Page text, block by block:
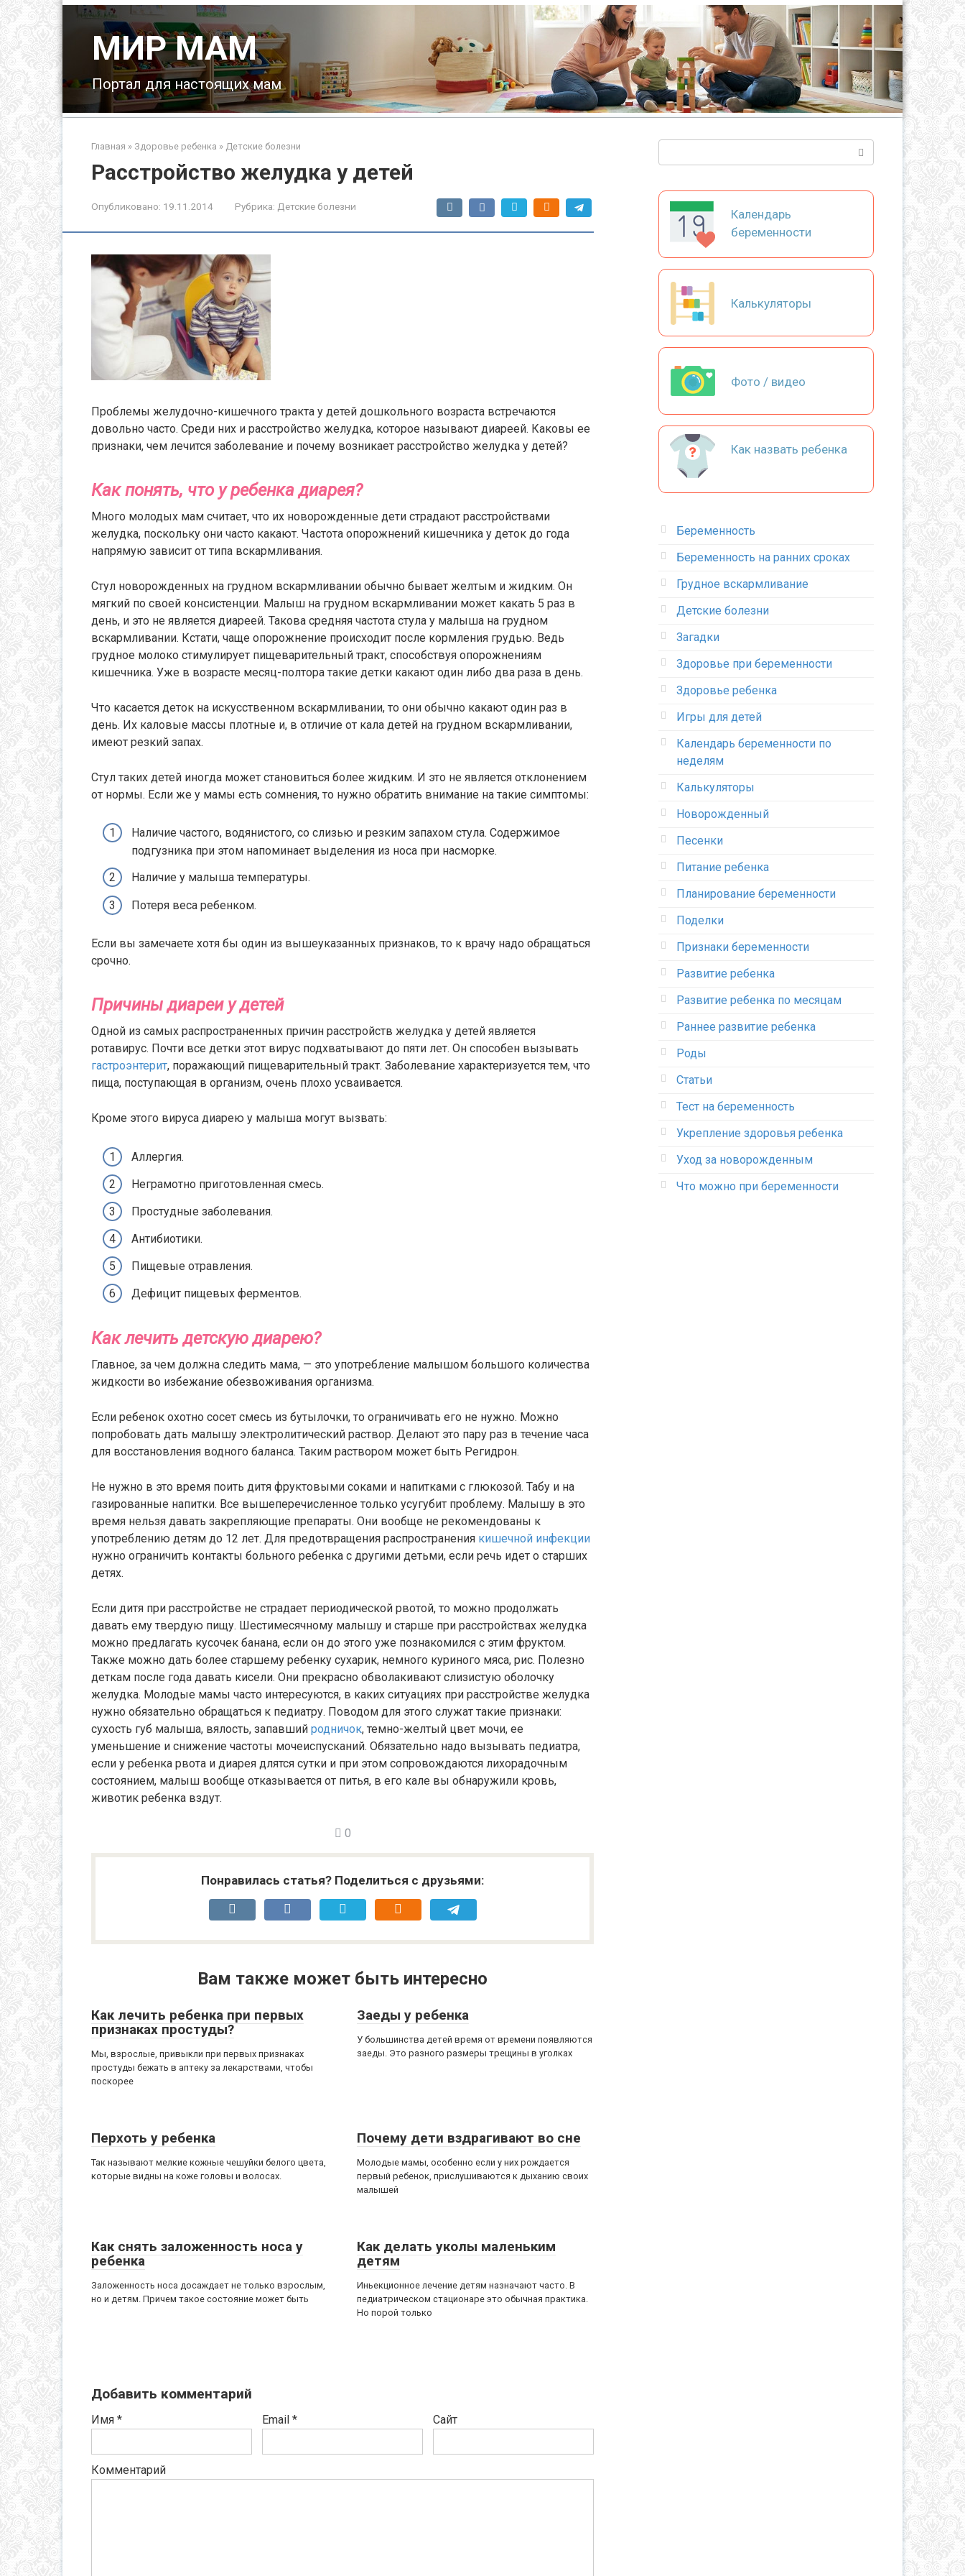
МИР МАМ
Портал для настоящих мам
Главная » Здоровье ребенка » Детские болезни
Расстройство желудка у детей
Опубликовано: 19.11.2014 Рубрика: Детские болезни
Проблемы желудочно-кишечного тракта у детей дошкольного возраста встречаются
довольно часто. Среди них и расстройство желудка, которое называют диареей. Каковы ее
признаки, чем лечится заболевание и почему возникает расстройство желудка у детей?
Как понять, что у ребенка диарея?
Много молодых мам считает, что их новорожденные дети страдают расстройствами
желудка, поскольку они часто какают. Частота опорожнений кишечника у деток до года
напрямую зависит от типа вскармливания.
Стул новорожденных на грудном вскармливании обычно бывает желтым и жидким. Он
мягкий по своей консистенции. Малыш на грудном вскармливании может какать 5 раз в
день, и это не является диареей. Такова средняя частота стула у малыша на грудном
вскармливании. Кстати, чаще опорожнение происходит после кормления грудью. Ведь
грудное молоко стимулирует пищеварительный тракт, способствуя опорожнениям
кишечника. Уже в возрасте месяц-полтора такие детки какают один либо два раза в день.
Что касается деток на искусственном вскармливании, то они обычно какают один раз в
день. Их каловые массы плотные и, в отличие от кала детей на грудном вскармливании,
имеют резкий запах.
Стул таких детей иногда может становиться более жидким. И это не является отклонением
от нормы. Если же у мамы есть сомнения, то нужно обратить внимание на такие симптомы:
Наличие частого, водянистого, со слизью и резким запахом стула. Содержимое
подгузника при этом напоминает выделения из носа при насморке.
Наличие у малыша температуры.
Потеря веса ребенком.
Если вы замечаете хотя бы один из вышеуказанных признаков, то к врачу надо обращаться
срочно.
Причины диареи у детей
Одной из самых распространенных причин расстройств желудка у детей является
ротавирус. Почти все детки этот вирус подхватывают до пяти лет. Он способен вызывать
гастроэнтерит, поражающий пищеварительный тракт. Заболевание характеризуется тем, что
пища, поступающая в организм, очень плохо усваивается.
Кроме этого вируса диарею у малыша могут вызвать:
Аллергия.
Неграмотно приготовленная смесь.
Простудные заболевания.
Антибиотики.
Пищевые отравления.
Дефицит пищевых ферментов.
Как лечить детскую диарею?
Главное, за чем должна следить мама, — это употребление малышом большого количества
жидкости во избежание обезвоживания организма.
Если ребенок охотно сосет смесь из бутылочки, то ограничивать его не нужно. Можно
попробовать дать малышу электролитический раствор. Делают это пару раз в течение часа
для восстановления водного баланса. Таким раствором может быть Регидрон.
Не нужно в это время поить дитя фруктовыми соками и напитками с глюкозой. Табу и на
газированные напитки. Все вышеперечисленное только усугубит проблему. Малышу в это
время нельзя давать закрепляющие препараты. Они вообще не рекомендованы к
употреблению детям до 12 лет. Для предотвращения распространения кишечной инфекции
нужно ограничить контакты больного ребенка с другими детьми, если речь идет о старших
детях.
Если дитя при расстройстве не страдает периодической рвотой, то можно продолжать
давать ему твердую пищу. Шестимесячному малышу и старше при расстройствах желудка
можно предлагать кусочек банана, если он до этого уже познакомился с этим фруктом.
Также можно дать более старшему ребенку сухарик, немного куриного мяса, рис. Полезно
деткам после года давать кисели. Они прекрасно обволакивают слизистую оболочку
желудка. Молодые мамы часто интересуются, в каких ситуациях при расстройстве желудка
нужно обязательно обращаться к педиатру. Поводом для этого служат такие признаки:
сухость губ малыша, вялость, запавший родничок, темно-желтый цвет мочи, ее
уменьшение и снижение частоты мочеиспусканий. Обязательно надо вызывать педиатра,
если у ребенка рвота и диарея длятся сутки и при этом сопровождаются лихорадочным
состоянием, малыш вообще отказывается от питья, в его кале вы обнаружили кровь,
животик ребенка вздут.
0
Понравилась статья? Поделиться с друзьями:
Вам также может быть интересно
Как лечить ребенка при первых
признаках простуды?
Мы, взрослые, привыкли при первых признаках
простуды бежать в аптеку за лекарствами, чтобы
поскорее
Заеды у ребенка
У большинства детей время от времени появляются
заеды. Это разного размеры трещины в уголках
Перхоть у ребенка
Так называют мелкие кожные чешуйки белого цвета,
которые видны на коже головы и волосах.
Почему дети вздрагивают во сне
Молодые мамы, особенно если у них рождается
первый ребенок, прислушиваются к дыханию своих
малышей
Как снять заложенность носа у
ребенка
Заложенность носа досаждает не только взрослым,
но и детям. Причем такое состояние может быть
Как делать уколы маленьким
детям
Иньекционное лечение детям назначают часто. В
педиатрическом стационаре это обычная практика.
Но порой только
Добавить комментарий
Имя * Email * Сайт
Комментарий
Календарь
беременности
Калькуляторы
Фото / видео
Как назвать ребенка
Беременность
Беременность на ранних сроках
Грудное вскармливание
Детские болезни
Загадки
Здоровье при беременности
Здоровье ребенка
Игры для детей
Календарь беременности по
неделям
Калькуляторы
Новорожденный
Песенки
Питание ребенка
Планирование беременности
Поделки
Признаки беременности
Развитие ребенка
Развитие ребенка по месяцам
Раннее развитие ребенка
Роды
Статьи
Тест на беременность
Укрепление здоровья ребенка
Уход за новорожденным
Что можно при беременности